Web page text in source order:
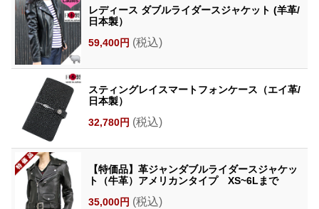
レディース ダブルライダースジャケット (羊革/
日本製）
59,400円 (税込)
スティングレイスマートフォンケース（エイ革/
日本製）
32,780円 (税込)
【特価品】革ジャンダブルライダースジャケッ
ト（牛革）アメリカンタイプ XS~6Lまで
35,000円 (税込)